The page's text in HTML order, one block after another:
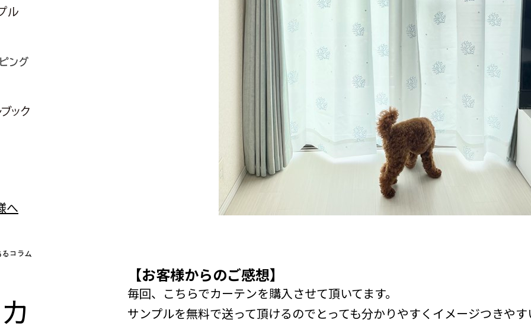
【お客様からのご感想】
毎回、こちらでカーテンを購入させて頂いてます。
サンプルを無料で送って頂けるのでとっても分かりやすくイメージつきやす
カ